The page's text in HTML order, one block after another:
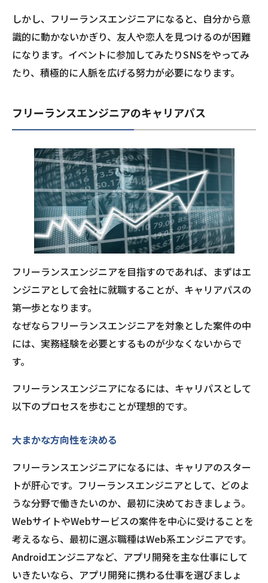
しかし、フリーランスエンジニアになると、自分から意
識的に動かないかぎり、友人や恋人を見つけるのが困難
になります。イベントに参加してみたりSNSをやってみ
たり、積極的に人脈を広げる努力が必要になります。
フリーランスエンジニアのキャリアパス
フリーランスエンジニアを目指すのであれば、まずはエ
ンジニアとして会社に就職することが、キャリアパスの
第一歩となります。
なぜならフリーランスエンジニアを対象とした案件の中
には、実務経験を必要とするものが少なくないからで
す。
フリーランスエンジニアになるには、キャリパスとして
以下のプロセスを歩むことが理想的です。
大まかな方向性を決める
フリーランスエンジニアになるには、キャリアのスター
トが肝心です。フリーランスエンジニアとして、どのよ
うな分野で働きたいのか、最初に決めておきましょう。
WebサイトやWebサービスの案件を中心に受けることを
考えるなら、最初に選ぶ職種はWeb系エンジニアです。
Androidエンジニアなど、アプリ開発を主な仕事にして
いきたいなら、アプリ開発に携わる仕事を選びましょ